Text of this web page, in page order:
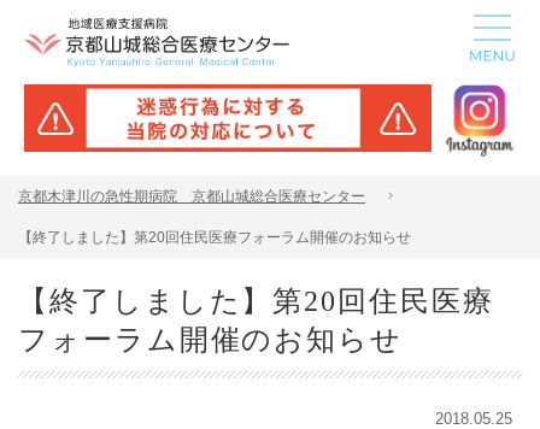
京都木津川の急性期病院 京都山城総合医療センター
【終了しました】第20回住民医療フォーラム開催のお知らせ
【終了しました】第20回住民医療
フォーラム開催のお知らせ
2018.05.25